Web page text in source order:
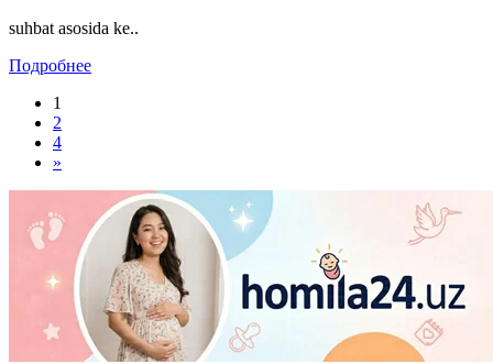
suhbat asosida ke..
Подробнее
1
2
4
»